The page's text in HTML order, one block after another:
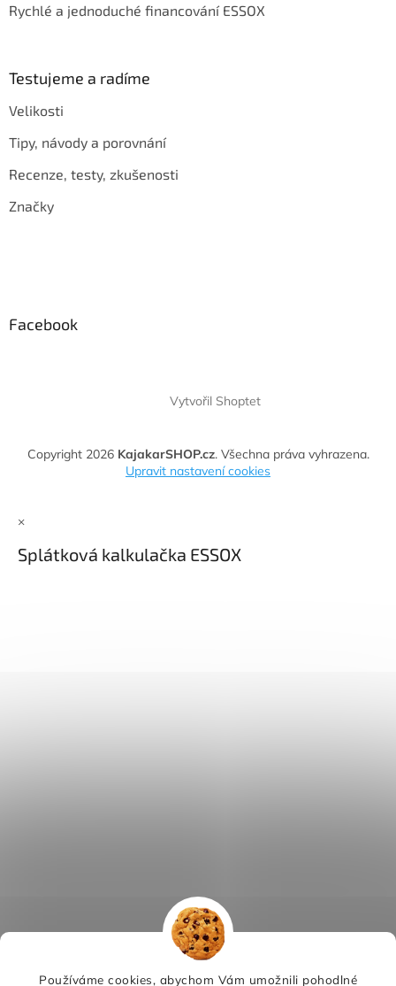
Používáme cookies, abychom Vám umožnili pohodlné
Rychlé a jednoduché financování ESSOX
Testujeme a radíme
Velikosti
Tipy, návody a porovnání
Recenze, testy, zkušenosti
Značky
Facebook
Vytvořil Shoptet
Copyright 2026 KajakarSHOP.cz. Všechna práva vyhrazena.
Upravit nastavení cookies
×
Splátková kalkulačka ESSOX